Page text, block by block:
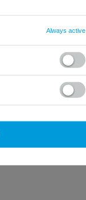
Always active